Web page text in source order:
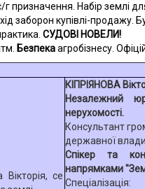
г призначення. Набір землі
заборон купівлі-продажу.
СУДОВІ НОВЕЛИ!
Безпекаагробізнесу.
КІПРІЯНОВА
Незалежний
нерухомості.
Консультант
державної
Спікер та
напрямками